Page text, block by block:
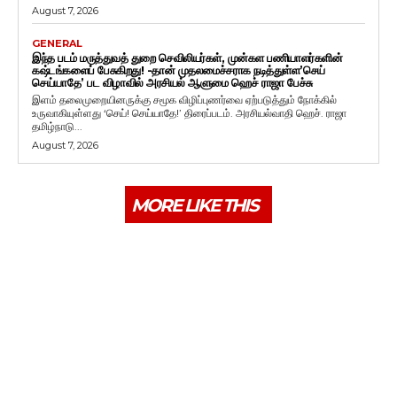
August 7, 2026
GENERAL
இந்த படம் மருத்துவத் துறை செவிலியர்கள், முன்கள பணியாளர்களின்
கஷ்டங்களைப் பேசுகிறது! -தான் முதலமைச்சராக நடித்துள்ள’செய்
செய்யாதே’ பட விழாவில் அரசியல் ஆளுமை ஹெச் ராஜா பேச்சு
இளம் தலைமுறையினருக்கு சமூக விழிப்புணர்வை ஏற்படுத்தும் நோக்கில்
உருவாகியுள்ளது ‘செய்! செய்யாதே!’ திரைப்படம். அரசியல்வாதி ஹெச். ராஜா
தமிழ்நாடு...
August 7, 2026
MORE LIKE THIS